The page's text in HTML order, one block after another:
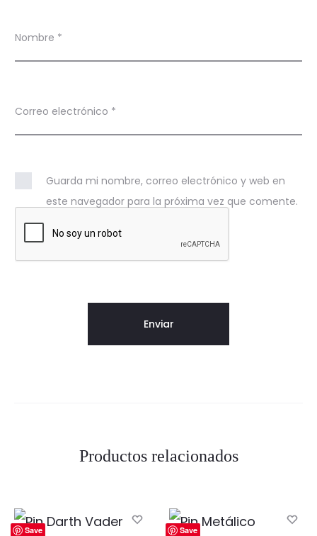
Nombre *
Correo electrónico *
Guarda mi nombre, correo electrónico y web en
este navegador para la próxima vez que comente.
Productos relacionados
Save Save